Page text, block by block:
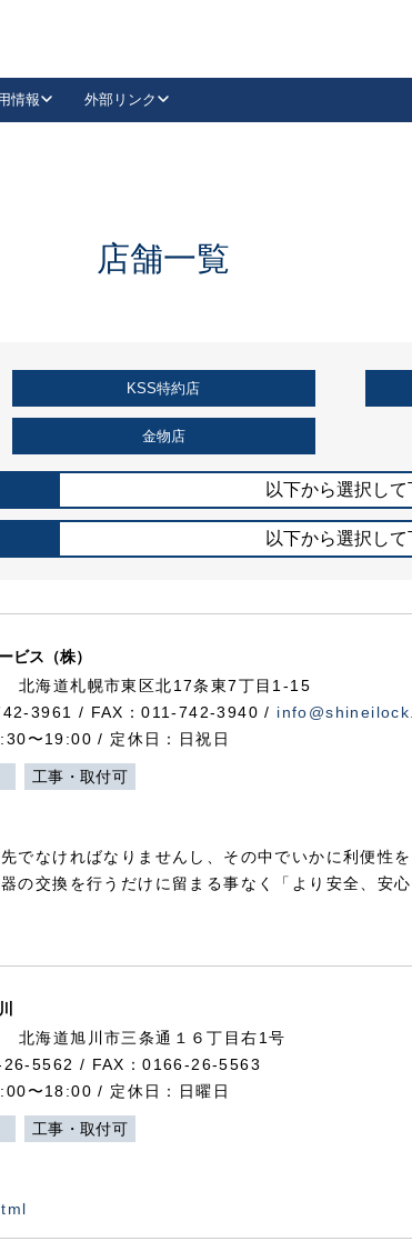
抗ウイルス・抗菌製品
情報 外部リンク
LinkedIn店舗一覧
KSS特約店
金物店
以下から選択し
以下から選択し
ビス（株）
北海道札幌市東区北17条東7丁目1-15
3961 / FAX：011-742-3940 /
〜19:00 / 定休日：日祝日
工事・取付可
でなければなりませんし、その中でいかに利便性
の交換を行うだけに留まる事なく「より安全、安
海道旭川市三条通１６丁目右1号
5562 / FAX：0166-26-5563
〜18:00 / 定休日：日曜日
工事・取付可